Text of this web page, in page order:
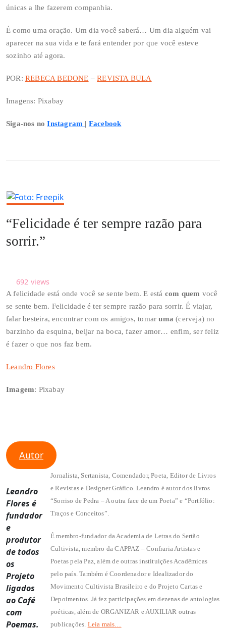
únicas a lhe fazerem companhia.
É como uma oração. Um dia você saberá… Um dia alguém vai
aparecer na sua vida e te fará entender por que você esteve
sozinho até agora.
POR: REBECA BEDONE –REVISTA BULA
Imagens: Pixabay
Siga-nos noInstagram | Facebook
“Felicidade é ter sempre razão para
sorrir.”
692 views
A felicidade está onde você se sente bem. E está com quem você
se sente bem. Felicidade é ter sempre razão para sorrir. É viajar,
falar besteira, encontrar com os amigos, tomaruma (cerveja) no
barzinho da esquina, beijar na boca, fazer amor… enfim, ser feliz
é fazer o que nos faz bem.
Leandro Flores
Imagem: Pixabay
Autor
Leandro
Flores é
fundador
e
produtor
de todos
os
Projeto
ligados
ao Café
com
Poemas.
Jornalista, Sertanista, Comendador, Poeta, Editor de Livros
e Revistas e Designer Gráfico. Leandro é autor dos livros
“Sorriso de Pedra – A outra face de um Poeta” e “Portfólio:
Traços e Conceitos”.
É membro-fundador da Academia de Letras do Sertão
Cultivista, membro da CAPPAZ – Confraria Artistas e
Poetas pela Paz, além de outras instituições Acadêmicas
pelo país. Também é Coordenador e Idealizador do
Movimento Cultivista Brasileiro e do Projeto Cartas e
Depoimentos. Já fez participações em dezenas de antologias
poéticas, além de ORGANIZAR e AUXILIAR outras
publicações. Leia mais…